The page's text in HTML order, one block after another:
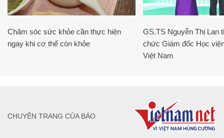
Chăm sóc sức khỏe cần thực hiện
ngay khi cơ thể còn khỏe
GS.TS Nguyễn Thị Lan
chức Giám đốc Học
Việt Nam
CHUYÊN TRANG CỦA BÁO